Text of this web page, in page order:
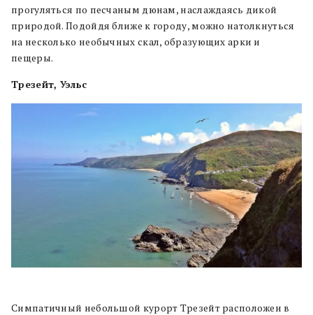
прогуляться по песчаным дюнам, наслаждаясь дикой
природой. Подойдя ближе к городу, можно натолкнуться
на несколько необычных скал, образующих арки и
пещеры.
Трезейт, Уэльс
Симпатичный небольшой курорт Трезейт расположен в